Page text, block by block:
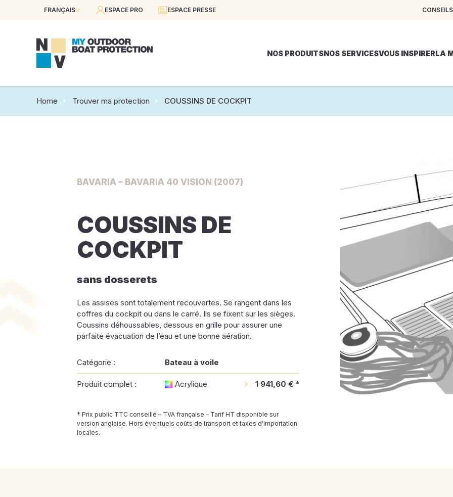
FRANÇAIS ESPACE PRO ESPACE PRESSE
NOS PRODUITSNOS SERVICESVOUS INSPIRERLA
Home Trouver ma protection COUSSINS DE COCKPIT
BAVARIA – BAVARIA 40 VISION (2007)
COUSSINS DE
COCKPIT
sans dosserets
Les assises sont totalement recouvertes. Se rangent dans les
coffres du cockpit ou dans le carré. Ils se fixent sur les sièges.
Coussins déhoussables, dessous en grille pour assurer une
parfaite évacuation de l’eau et une bonne aération.
Catégorie : Bateau à voile
Produit complet : Acrylique 1 941,60 € *
* Prix public TTC conseillé – TVA française – Tarif HT disponible sur
version anglaise. Hors éventuels coûts de transport et taxes d’importation
locales.